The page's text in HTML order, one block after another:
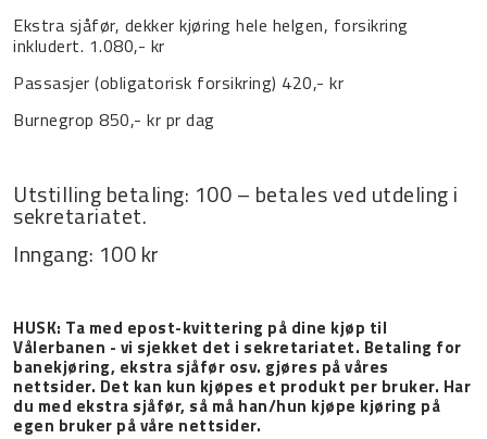
Ekstra sjåfør, dekker kjøring hele helgen, forsikring
inkludert. 1.080,- kr
Passasjer (obligatorisk forsikring) 420,- kr
Burnegrop 850,- kr pr dag
Utstilling betaling: 100 – betales ved utdeling i
sekretariatet.
Inngang: 100 kr
HUSK: Ta med epost-kvittering på dine kjøp til
Vålerbanen - vi sjekket det i sekretariatet. Betaling for
banekjøring, ekstra sjåfør osv. gjøres på våres
nettsider. Det kan kun kjøpes et produkt per bruker. Har
du med ekstra sjåfør, så må han/hun kjøpe kjøring på
egen bruker på våre nettsider.